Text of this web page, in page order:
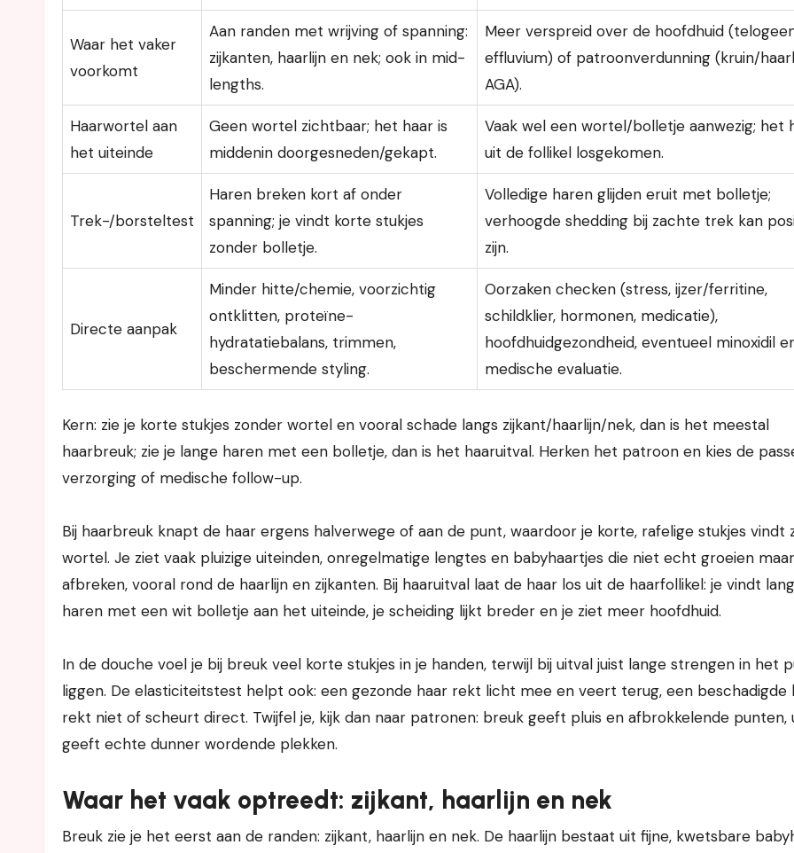
Waar het vaker
voorkomt
Aan randen met wrijving of spanning:
zijkanten, haarlijn en nek; ook in mid-
lengths.
Meer verspreid over de hoofdhuid
effluvium) of patroonverdunning (kruin/
AGA).
Haarwortel aan
het uiteinde
Geen wortel zichtbaar; het haar is
middenin doorgesneden/gekapt.
Vaak wel een wortel/bolletje aanwezig; het
uit de follikel losgekomen.
Trek-/borsteltest
Haren breken kort af onder
spanning; je vindt korte stukjes
zonder bolletje.
Volledige haren glijden eruit met bolletje;
verhoogde shedding bij zachte trek kan
zijn.
Directe aanpak
Minder hitte/chemie, voorzichtig
ontklitten, proteïne-
hydratatiebalans, trimmen,
beschermende styling.
Oorzaken checken (stress, ijzer/ferritine,
schildklier, hormonen, medicatie),
hoofdhuidgezondheid, eventueel minoxidil
medische evaluatie.
Kern: zie je korte stukjes zonder wortel en vooral schade langs zijkant/haarlijn/nek, dan is het meestal
haarbreuk; zie je lange haren met een bolletje, dan is het haaruitval. Herken het patroon en kies de
verzorging of medische follow-up.
Bij haarbreuk knapt de haar ergens halverwege of aan de punt, waardoor je korte, rafelige stukjes vindt
wortel. Je ziet vaak pluizige uiteinden, onregelmatige lengtes en babyhaartjes die niet echt groeien
afbreken, vooral rond de haarlijn en zijkanten. Bij haaruitval laat de haar los uit de haarfollikel: je vindt
haren met een wit bolletje aan het uiteinde, je scheiding lijkt breder en je ziet meer hoofdhuid.
In de douche voel je bij breuk veel korte stukjes in je handen, terwijl bij uitval juist lange strengen in het
liggen. De elasticiteitstest helpt ook: een gezonde haar rekt licht mee en veert terug, een beschadigde
rekt niet of scheurt direct. Twijfel je, kijk dan naar patronen: breuk geeft pluis en afbrokkelende punten,
geeft echte dunner wordende plekken.
Waar het vaak optreedt: zijkant, haarlijn en nek
Breuk zie je het eerst aan de randen: zijkant, haarlijn en nek. De haarlijn bestaat uit fijne, kwetsbare